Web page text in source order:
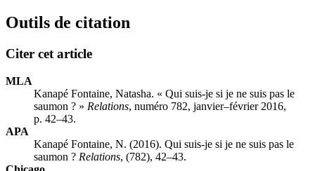
Outils de citation
Citer cet article
MLA
Kanapé Fontaine, Natasha. « Qui suis-je si je ne suis pas le
saumon ? » Relations, numéro 782, janvier–février 2016,
p. 42–43.
APA
Kanapé Fontaine, N. (2016). Qui suis-je si je ne suis pas le
saumon ? Relations, (782), 42–43.